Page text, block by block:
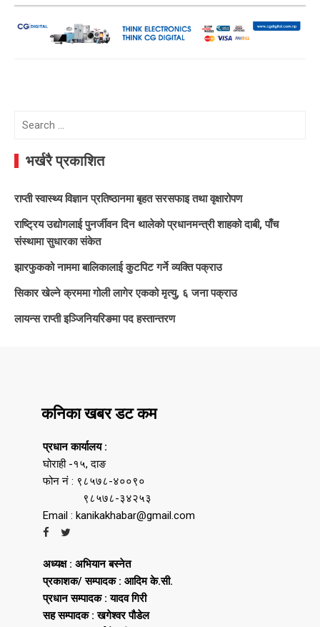
Search
भर्खरै प्रकाशित
राप्ती स्वास्थ्य विज्ञान प्रतिष्ठानमा बृहत सरसफाइ तथा वृक्षारोपण
राष्ट्रिय उद्योगलाई पुनर्जीवन दिन थालेको प्रधानमन्त्री शाहको दाबी, पाँच
संस्थामा सुधारका संकेत
झारफुकको नाममा बालिकालाई कुटपिट गर्ने व्यक्ति पक्राउ
सिकार खेल्ने क्रममा गोली लागेर एकको मृत्यु, ६ जना पक्राउ
लायन्स राप्ती इञ्जिनियरिङमा पद हस्तान्तरण
कनिका खबर डट कम
प्रधान कार्यालय :
घोराही -१५, दाङ
फोन नं : ९८५७८-४००९०
९८५७८-३४२५३
Email : kanikakhabar@gmail.com
अध्यक्ष : अभियान बस्नेत
प्रकाशक/ सम्पादक : आदिम के.सी.
प्रधान सम्पादक : यादव गिरी
सह सम्पादक : खगेश्वर पौडेल